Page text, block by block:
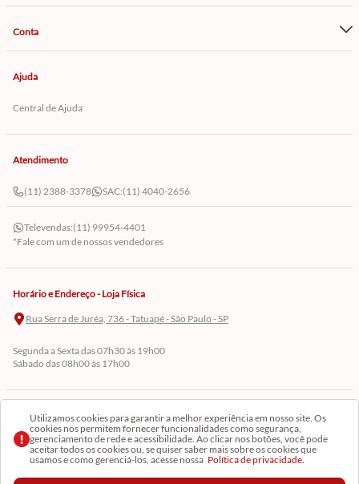
Utilizamos cookies para garantir a melhor experiência em nosso site. Os
cookies nos permitem fornecer funcionalidades como segurança,
gerenciamento de rede e acessibilidade. Ao clicar nos botões, você pode
aceitar todos os cookies ou, se quiser saber mais sobre os cookies que
usamos e como gerenciá-los, acesse nossa Política de privacidade.
Conta
Ajuda
Central de Ajuda
Atendimento
(11) 2388-3378 SAC:(11) 4040-2656
Televendas:(11) 99954-4401
*Fale com um de nossos vendedores
Horário e Endereço - Loja Física
Rua Serra de Juréa, 736 - Tatuapé - São Paulo - SP
Segunda a Sexta das 07h30 às 19h00
Sábado das 08h00 às 17h00
Cadastre-se em Nossa Newsletter
Receba as novidades